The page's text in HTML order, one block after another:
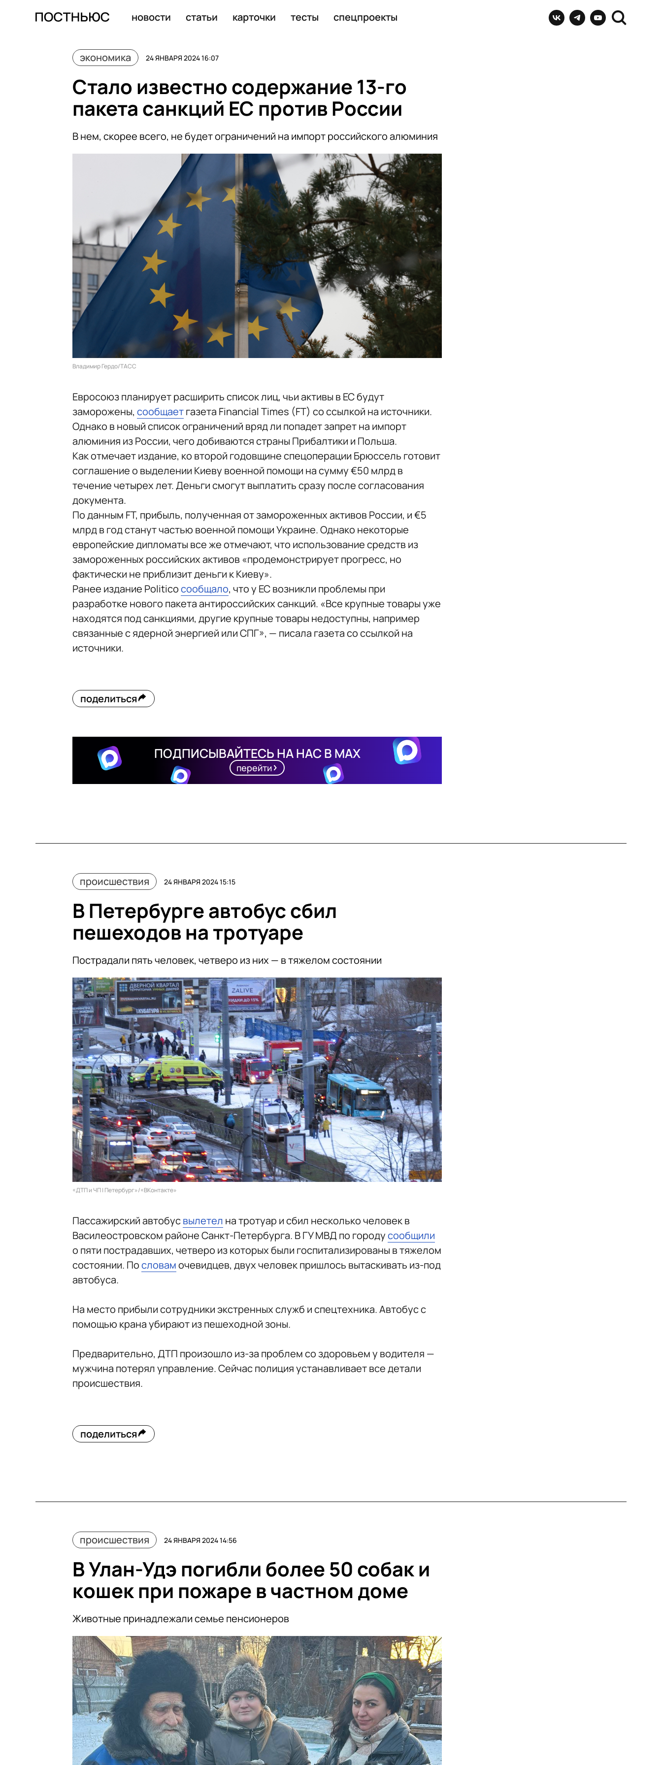
новости статьи карточки тесты спецпроекты
экономика 24 ЯНВАРЯ 2024 16:07
Стало известно содержание 13-го
пакета санкций ЕС против России
В нем, скорее всего, не будет ограничений на импорт российского алюминия
Владимир Гердо/ТАСС
Евросоюз планирует расширить список лиц, чьи активы в ЕС будут
заморожены, сообщаетгазета Financial Times (FT) со ссылкой на источники.
Однако в новый список ограничений вряд ли попадет запрет на импорт
алюминия из России, чего добиваются страны Прибалтики и Польша.
Как отмечает издание, ко второй годовщине спецоперации Брюссель готовит
соглашение о выделении Киеву военной помощи на сумму €50 млрд в
течение четырех лет. Деньги смогут выплатить сразу после согласования
документа.
По данным FT, прибыль, полученная от замороженных активов России, и €5
млрд в год станут частью военной помощи Украине. Однако некоторые
европейские дипломаты все же отмечают, что использование средств из
замороженных российских активов «продемонстрирует прогресс, но
фактически не приблизит деньги к Киеву».
Ранее издание Politicoсообщало, что у ЕС возникли проблемы при
разработке нового пакета антироссийских санкций. «Все крупные товары уже
находятся под санкциями, другие крупные товары недоступны, например
связанные с ядерной энергией или СПГ», — писала газета со ссылкой на
источники.
поделиться
ПОДПИСЫВАЙТЕСЬ НА НАС В MAX
перейти
происшествия 24 ЯНВАРЯ 2024 15:15
В Петербурге автобус сбил
пешеходов на тротуаре
Пострадали пять человек, четверо из них — в тяжелом состоянии
«ДТП и ЧП | Петербург»/«ВКонтакте»
Пассажирский автобусвылетел на тротуар и сбил несколько человек в
Василеостровском районе Санкт-Петербурга. В ГУ МВД по городусообщили
о пяти пострадавших, четверо из которых были госпитализированы в тяжелом
состоянии. Пословамочевидцев, двух человек пришлось вытаскивать из-под
автобуса.
На место прибыли сотрудники экстренных служб и спецтехника. Автобус с
помощью крана убирают из пешеходной зоны.
Предварительно, ДТП произошло из-за проблем со здоровьем у водителя —
мужчина потерял управление. Сейчас полиция устанавливает все детали
происшествия.
поделиться
происшествия 24 ЯНВАРЯ 2024 14:56
В Улан-Удэ погибли более 50 собак и
кошек при пожаре в частном доме
Животные принадлежали семье пенсионеров